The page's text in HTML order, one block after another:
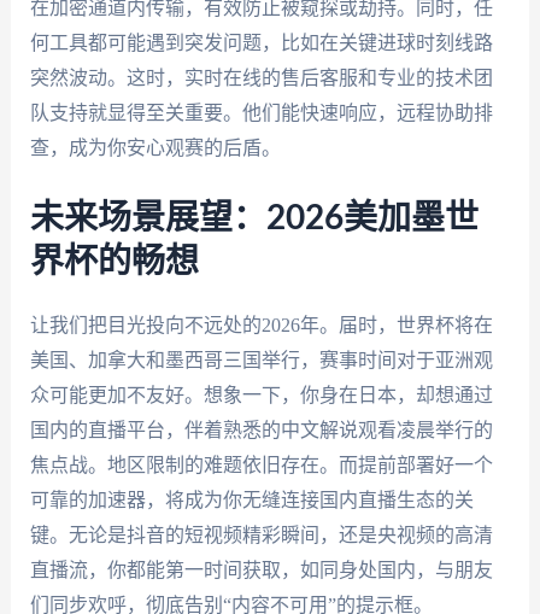
在加密通道内传输，有效防止被窥探或劫持。同时，任
何工具都可能遇到突发问题，比如在关键进球时刻线路
突然波动。这时，实时在线的售后客服和专业的技术团
队支持就显得至关重要。他们能快速响应，远程协助排
查，成为你安心观赛的后盾。
未来场景展望：2026美加墨世
界杯的畅想
让我们把目光投向不远处的2026年。届时，世界杯将在
美国、加拿大和墨西哥三国举行，赛事时间对于亚洲观
众可能更加不友好。想象一下，你身在日本，却想通过
国内的直播平台，伴着熟悉的中文解说观看凌晨举行的
焦点战。地区限制的难题依旧存在。而提前部署好一个
可靠的加速器，将成为你无缝连接国内直播生态的关
键。无论是抖音的短视频精彩瞬间，还是央视频的高清
直播流，你都能第一时间获取，如同身处国内，与朋友
们同步欢呼，彻底告别“内容不可用”的提示框。